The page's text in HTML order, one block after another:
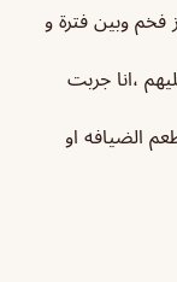
فخم وبين فترة و
،انا جربت
الضيافه او